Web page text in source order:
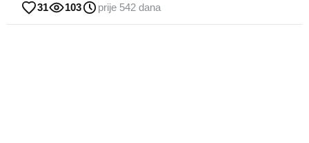
31 103 prije 542 dana